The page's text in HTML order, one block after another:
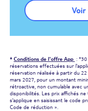
* Conditions de l'offre App :
réservations effectuées sur
réservation réalisée à partir du
mars 2027, pour un montant
rétroactive, non cumulable avec
disponibilités. Les prix affichés
s'applique en saisissant le code
Code de réduction ».